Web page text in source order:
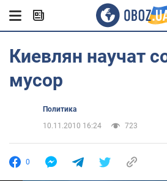
Киевлян научат
мусор
Политика
10.11.2010 16:24
723
0